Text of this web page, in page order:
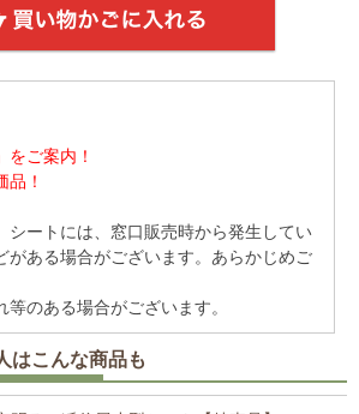
をご案内！
品！
ートには、窓口販売時から発生してい
がある場合がございます。あらかじめご
のある場合がございます。
はこんな商品も